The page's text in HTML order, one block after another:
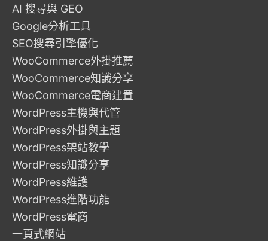
AI 搜尋與 GEO
Google分析工具
SEO搜尋引擎優化
WooCommerce外掛推薦
WooCommerce知識分享
WooCommerce電商建置
WordPress主機與代管
WordPress外掛與主題
WordPress架站教學
WordPress知識分享
WordPress維護
WordPress進階功能
WordPress電商
一頁式網站